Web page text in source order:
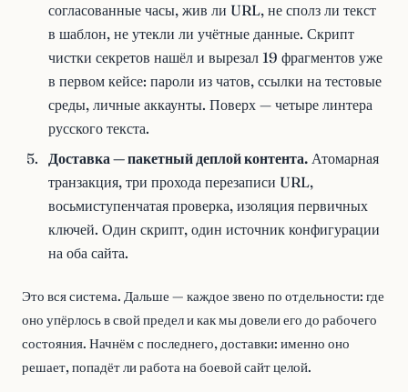
согласованные часы, жив ли URL, не сполз ли текст
в шаблон, не утекли ли учётные данные. Скрипт
чистки секретов нашёл и вырезал 19 фрагментов уже
в первом кейсе: пароли из чатов, ссылки на тестовые
среды, личные аккаунты. Поверх — четыре линтера
русского текста.
Доставка — пакетный деплой контента. Атомарная
транзакция, три прохода перезаписи URL,
восьмиступенчатая проверка, изоляция первичных
ключей. Один скрипт, один источник конфигурации
на оба сайта.
Это вся система. Дальше — каждое звено по отдельности: где
оно упёрлось в свой предел и как мы довели его до рабочего
состояния. Начнём с последнего, доставки: именно оно
решает, попадёт ли работа на боевой сайт целой.